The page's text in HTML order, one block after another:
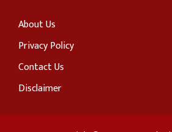
About Us
Privacy Policy
Contact Us
Disclaimer